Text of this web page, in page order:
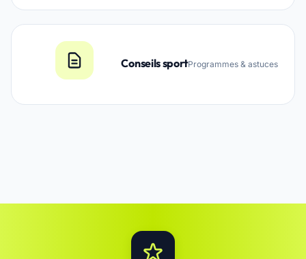
Conseils sportProgrammes & astuces